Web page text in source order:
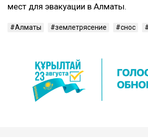
мест для эвакуации в Алматы.
Алматы землетрясение снос